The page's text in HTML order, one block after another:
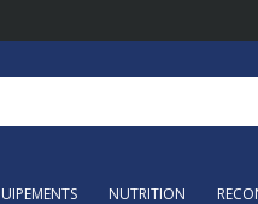
NUTRITION